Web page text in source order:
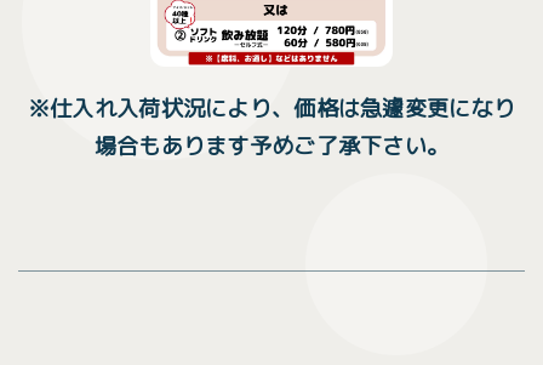
※仕入れ入荷状況により、価格は急遽変更になり
場合もあります予めご了承下さい。